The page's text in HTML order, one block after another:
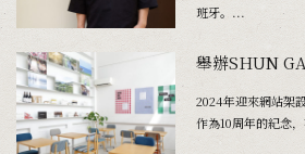
班牙。...
舉辦SHUN
2024年迎來網站架
作為10周年的紀念